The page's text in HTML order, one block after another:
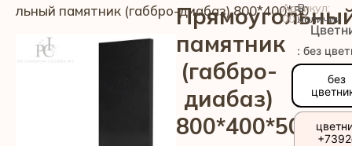
льный памятник (габбро-диабаз) 800*400*50
памятник
(габбро-
диабаз)
800*400*50
Артикул:
0013
В
наличии
: без
без